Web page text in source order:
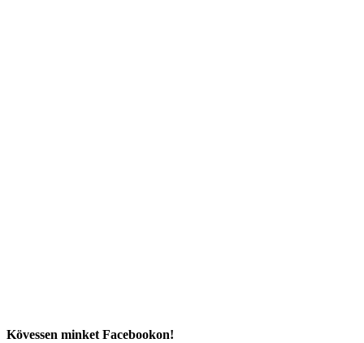
Kövessen minket Facebookon!